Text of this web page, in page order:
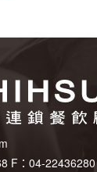
F： 04-22436280